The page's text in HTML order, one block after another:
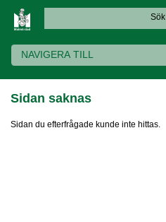
Sök
NAVIGERA TILL
Sidan saknas
Sidan du efterfrågade kunde inte hittas.